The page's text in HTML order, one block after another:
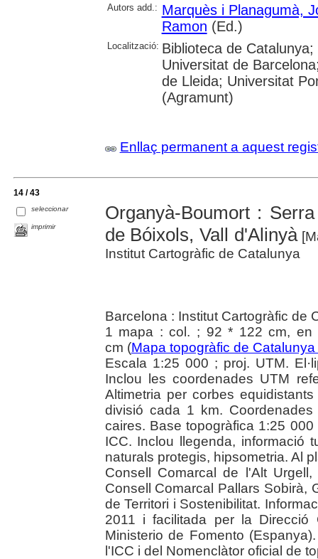
Autors add.: Marquès i Planagumà,
Ramon (Ed.)
Localització: Biblioteca de
Universitat de
de Lleida; Universitat
(Agramunt)
Enllaç permanent a aquest
14 / 43
seleccionar
imprimir
Organyà-Boumort :
de Bóixols, Vall d'Alinyà
Institut Cartogràfic de Catalunya
Barcelona : Institut Cartogràfic de
1 mapa : col. ; 92 * 122 cm,
cm (Mapa topogràfic de
Escala 1:25 000 ; proj. UTM.
Inclou les coordenades UTM
Altimetria per corbes
divisió cada 1 km.
caires. Base topogràfica 1:25
ICC. Inclou llegenda, informació
naturals protegis, hipsometria. Al
Consell Comarcal de l'Alt
Consell Comarcal Pallars Sobirà,
de Territori i Sostenibilitat.
2011 i facilitada per la Direcció
Ministerio de Fomento
l'ICC i del Nomenclàtor oficial de